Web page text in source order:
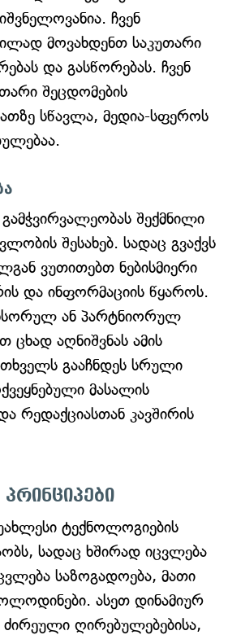
ჩვენ
მოვახდენთ საკუთარი
და გასწორებას. ჩვენ
შეცდომების
სწავლა, მედია-სფეროს
გამჭვირვალეობას შექმნილი
შესახებ. სადაც გვაქვს
ვუთითებთ ნებისმიერი
და ინფორმაციის წყაროს.
ან პარტნიორულ
ცხად აღნიშვნას ამის
გააჩნდეს სრული
მასალის
რედაქციასთან კავშირის
ტექნოლოგიების
სადაც ხშირად იცვლება
საზოგადოება, მათი
ასეთ დინამიურ
ღირებულებებისა,